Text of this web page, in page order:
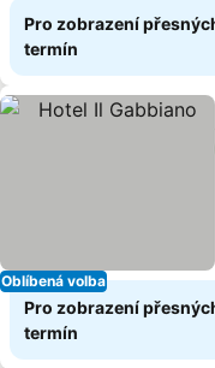
Pro zobrazení
termín
Oblíbená volba
Pro zobrazení
termín